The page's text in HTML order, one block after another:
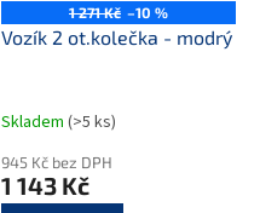
1 271 Kč –10 %
Vozík 2 ot.kolečka - modrý
Skladem (>5 ks)
945 Kč bez DPH
1 143 Kč